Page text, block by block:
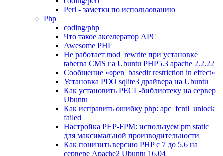
Perl - заметки по использованию
Php
coding/php
Что такое акселератор APC
Awesome PHP
Не работает mod_rewrite при установке
taberna CMS на Ubuntu PHP5.3 apache 2.2.22
Сообщение «open_basedir restriction in effect»
Установка PDO sqlite3 драйвера на Ubuntu
Как установить PECL-библиотеку на сервер
Ubuntu
Как исправить ошибку php: apc_fcntl_unlock
failed
Настройка PHP-FPM: используем pm static
для максимальной производительности
Как понизить версию PHP c 7 до 5.6 на
сервере Apache2 Ubuntu 16.04